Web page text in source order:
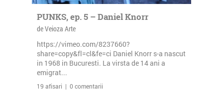
PUNKS, ep. 5 – Daniel Knorr
de Veioza Arte
https://vimeo.com/8237660?
share=copy&fl=cl&fe=ci Daniel Knorr s-a nascut
in 1968 in Bucuresti. La virsta de 14 ani a
emigrat...
19 afisari | 0 comentarii